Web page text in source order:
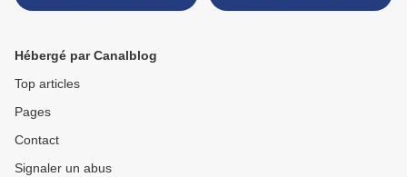
Hébergé par Canalblog
Top articles
Pages
Contact
Signaler un abus